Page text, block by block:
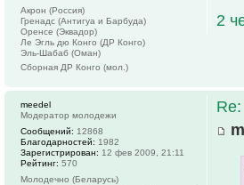
2
Акрон (Россия)
Гренадс (Антигуа и Барбуда)
Оренсе (Эквадор)
Ле Эгль дю Конго (ДР Конго)
Эль-Шабаб (Оман)
Сборная ДР Конго (мол.)
meedel
Модератор молодежи
Сообщений: 12868
Благодарностей: 1982
Зарегистрирован: 12 фев 2009, 21:11
Рейтинг: 570
Молодечно (Беларусь)